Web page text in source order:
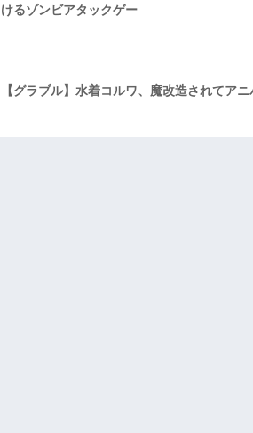
けるゾンビアタックゲー
【グラブル】水着コルワ、魔改造されてア